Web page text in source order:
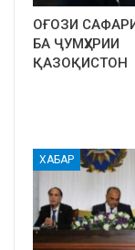
ОҒОЗИ
БА ҶУМҲУРИИ
ҚАЗОҚИСТОН
ХАБАР